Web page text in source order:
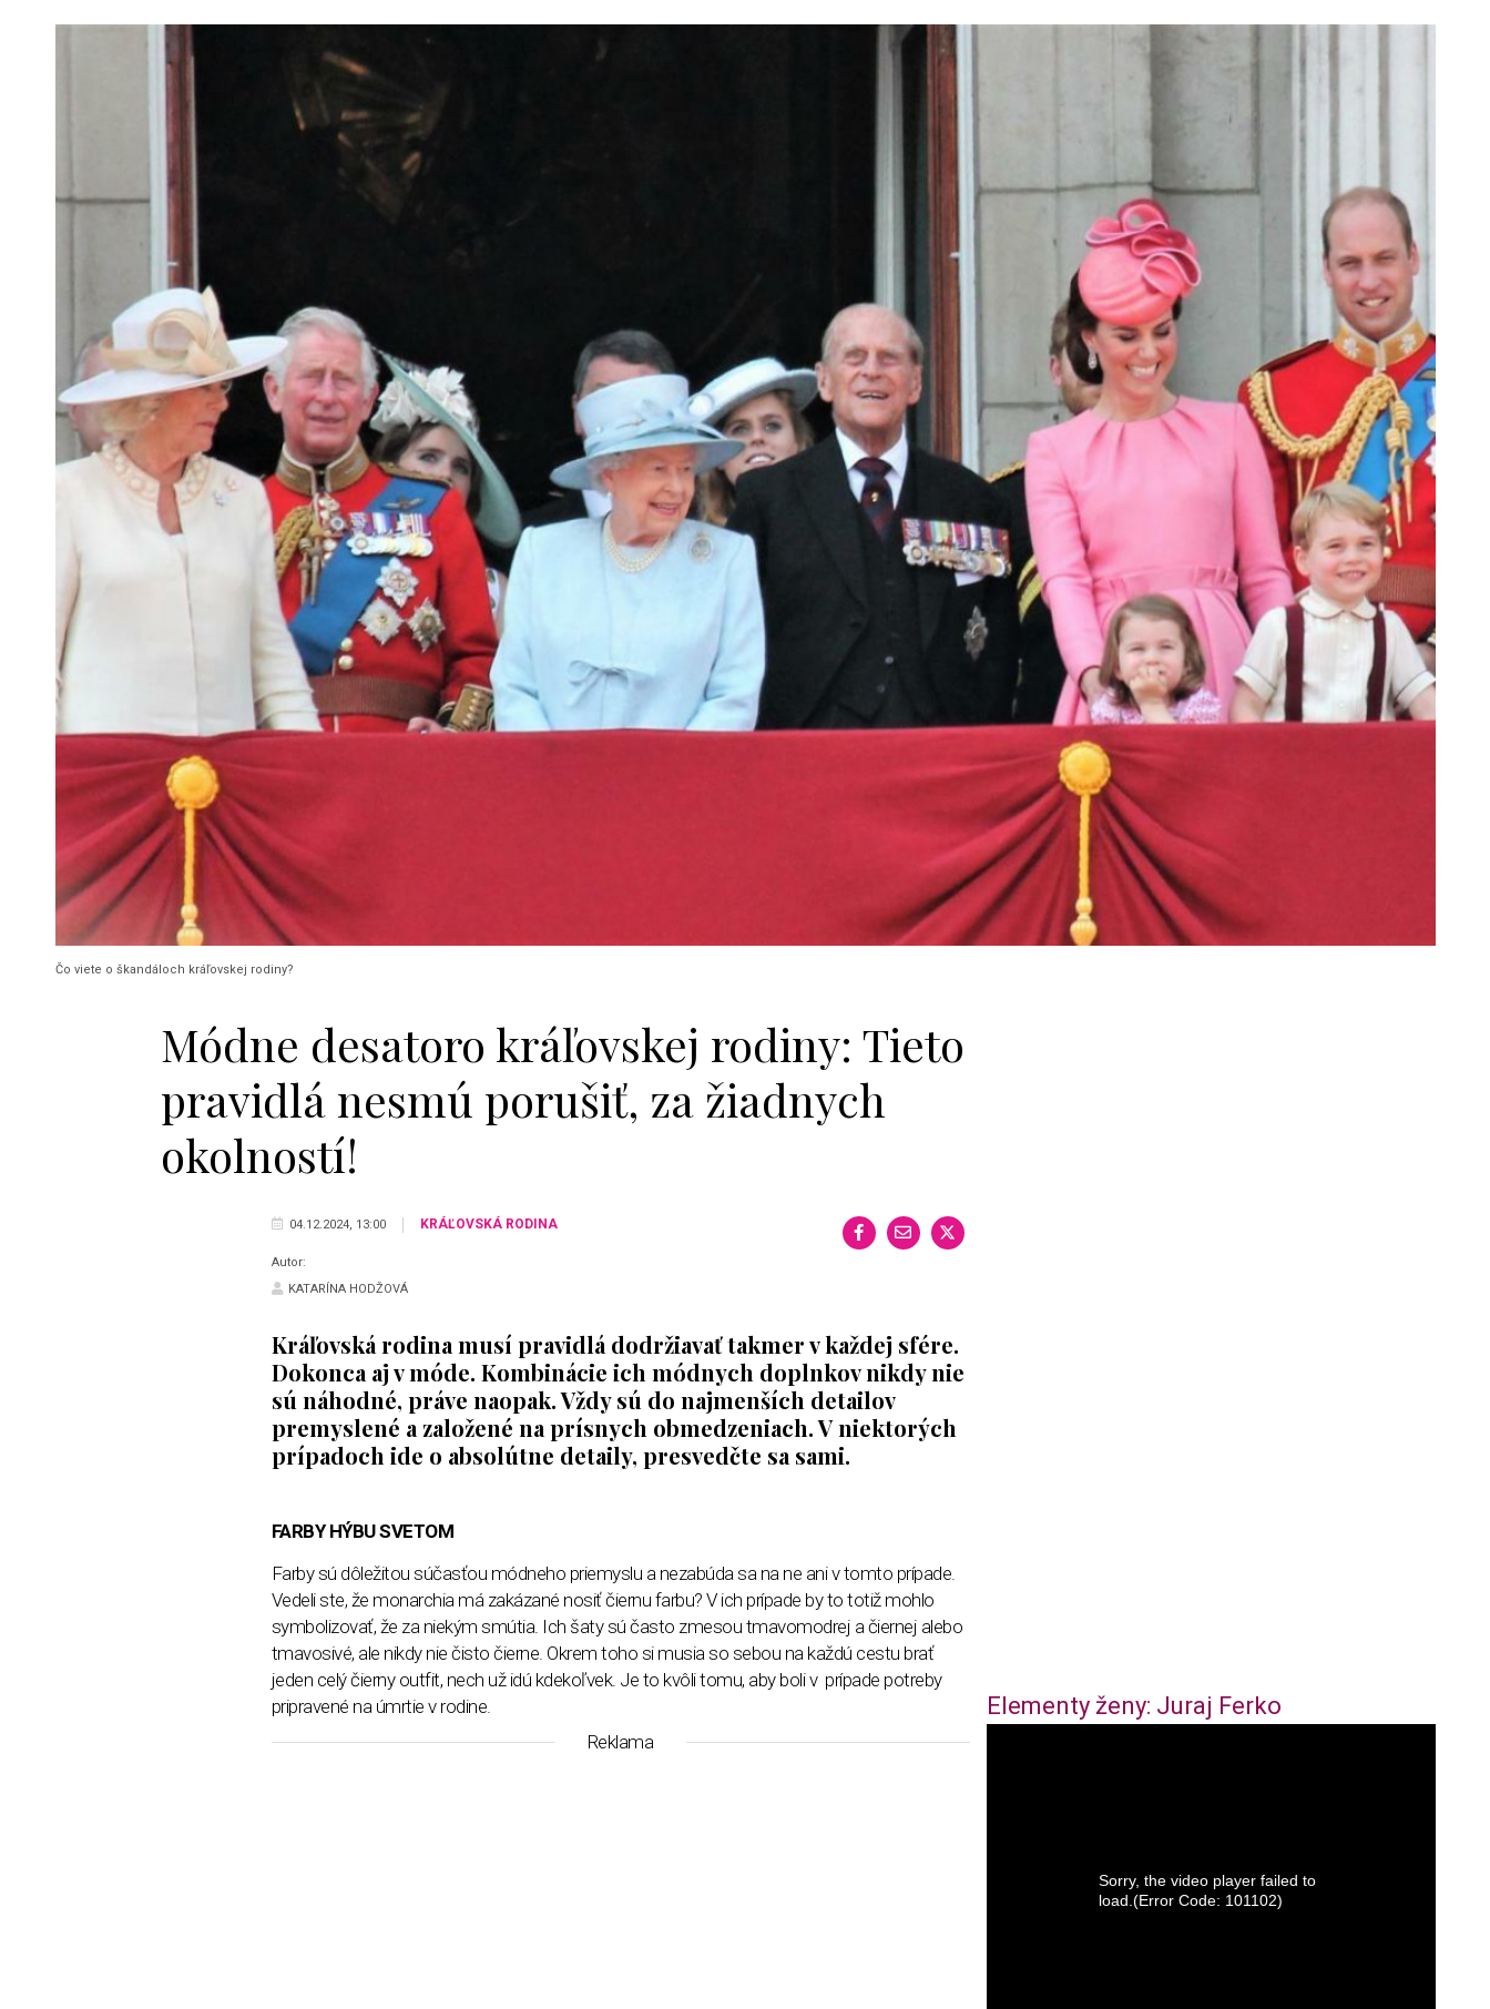
Čo viete o škandáloch kráľovskej rodiny?
Módne desatoro kráľovskej rodiny: Tieto
pravidlá nesmú porušiť, za žiadnych
okolností!
04.12.2024, 13:00 KRÁĽOVSKÁ RODINA
Autor:
KATARÍNA HODŽOVÁ
Kráľovská rodina musí pravidlá dodržiavať takmer v každej sfére.
Dokonca aj v móde. Kombinácie ich módnych doplnkov nikdy nie
sú náhodné, práve naopak. Vždy sú do najmenších detailov
premyslené a založené na prísnych obmedzeniach. V niektorých
prípadoch ide o absolútne detaily, presvedčte sa sami.
FARBY HÝBU SVETOM
Farby sú dôležitou súčasťou módneho priemyslu a nezabúda sa na ne ani v tomto prípade.
Vedeli ste, že monarchia má zakázané nosiť čiernu farbu? V ich prípade by to totiž mohlo
symbolizovať, že za niekým smútia. Ich šaty sú často zmesou tmavomodrej a čiernej alebo
tmavosivé, ale nikdy nie čisto čierne. Okrem toho si musia so sebou na každú cestu brať
jeden celý čierny outfit, nech už idú kdekoľvek. Je to kvôli tomu, aby boli v prípade potreby
pripravené na úmrtie v rodine.
Reklama
Elementy ženy: Juraj Ferko
Sorry, the video player failed to
load. (Error Code: 101102)